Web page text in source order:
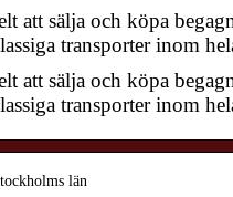
att sälja och köpa
transporter inom
att sälja och köpa
transporter inom
län